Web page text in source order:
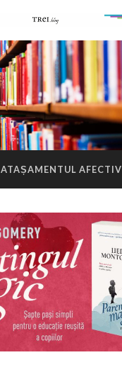
ATAȘAMENTUL AFECTIV